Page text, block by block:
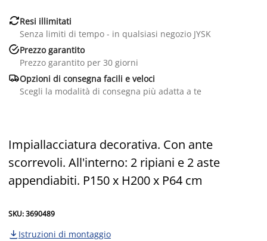
Resi illimitati
Senza limiti di tempo - in qualsiasi negozio JYSK
Prezzo garantito
Prezzo garantito per 30 giorni
Opzioni di consegna facili e veloci
Scegli la modalità di consegna più adatta a te
Impiallacciatura decorativa. Con ante
scorrevoli. All'interno: 2 ripiani e 2 aste
appendiabiti. P150 x H200 x P64 cm
SKU: 3690489
 Istruzioni di montaggio